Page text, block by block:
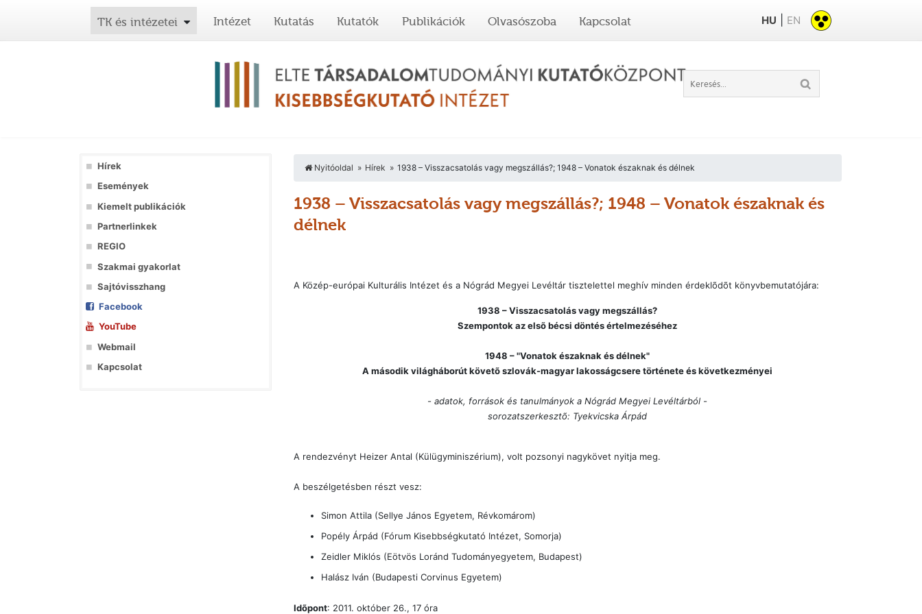
TK és intézetei Intézet Kutatás Kutatók Publikációk Olvasószoba Kapcsolat HU EN
Hírek
Események
Kiemelt publikációk
Partnerlinkek
REGIO
Szakmai gyakorlat
Sajtóvisszhang
Facebook
YouTube
Webmail
Kapcsolat
Nyitóoldal Hírek 1938 – Visszacsatolás vagy megszállás?; 1948 – Vonatok északnak és délnek
1938 – Visszacsatolás vagy megszállás?; 1948 – Vonatok északnak és
délnek
A Közép-európai Kulturális Intézet és a Nógrád Megyei Levéltár tisztelettel meghív minden érdeklõdõt könyvbemutatójára:
1938 – Visszacsatolás vagy megszállás?
Szempontok az elsõ bécsi döntés értelmezéséhez
1948 – "Vonatok északnak és délnek"
A második világháborút követõ szlovák-magyar lakosságcsere története és következményei
- adatok, források és tanulmányok a Nógrád Megyei Levéltárból -
sorozatszerkesztõ: Tyekvicska Árpád
A rendezvényt Heizer Antal (Külügyminiszérium), volt pozsonyi nagykövet nyitja meg.
A beszélgetésben részt vesz:
Simon Attila (Sellye János Egyetem, Révkomárom)
Popély Árpád (Fórum Kisebbségkutató Intézet, Somorja)
Zeidler Miklós (Eötvös Loránd Tudományegyetem, Budapest)
Halász Iván (Budapesti Corvinus Egyetem)
Idõpont: 2011. október 26., 17 óra